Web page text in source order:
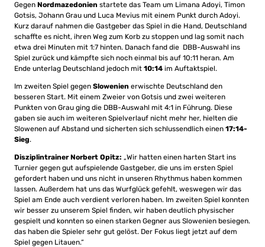
Gegen Nordmazedonien startete das Team um Limana Adoyi, Timon
Gotsis, Johann Grau und Luca Mevius mit einem Punkt durch Adoyi.
Kurz darauf nahmen die Gastgeber das Spiel in die Hand, Deutschland
schaffte es nicht, ihren Weg zum Korb zu stoppen und lag somit nach
etwa drei Minuten mit 1:7 hinten. Danach fand die DBB-Auswahl ins
Spiel zurück und kämpfte sich noch einmal bis auf 10:11 heran. Am
Ende unterlag Deutschland jedoch mit 10:14 im Auftaktspiel.
Im zweiten Spiel gegen Slowenien erwischte Deutschland den
besseren Start. Mit einem Zweier von Gotsis und zwei weiteren
Punkten von Grau ging die DBB-Auswahl mit 4:1 in Führung. Diese
gaben sie auch im weiteren Spielverlauf nicht mehr her, hielten die
Slowenen auf Abstand und sicherten sich schlussendlich einen 17:14-
Sieg.
Disziplintrainer Norbert Opitz: „Wir hatten einen harten Start ins
Turnier gegen gut aufspielende Gastgeber, die uns im ersten Spiel
gefordert haben und uns nicht in unseren Rhythmus haben kommen
lassen. Außerdem hat uns das Wurfglück gefehlt, weswegen wir das
Spiel am Ende auch verdient verloren haben. Im zweiten Spiel konnten
wir besser zu unserem Spiel finden, wir haben deutlich physischer
gespielt und konnten so einen starken Gegner aus Slowenien besiegen.
das haben die Spieler sehr gut gelöst. Der Fokus liegt jetzt auf dem
Spiel gegen Litauen.“